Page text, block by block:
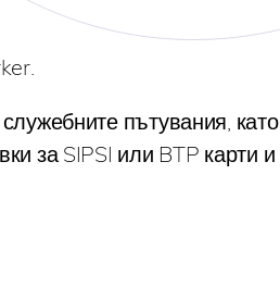
пътувания, като
за SIPSI или BTP карти и